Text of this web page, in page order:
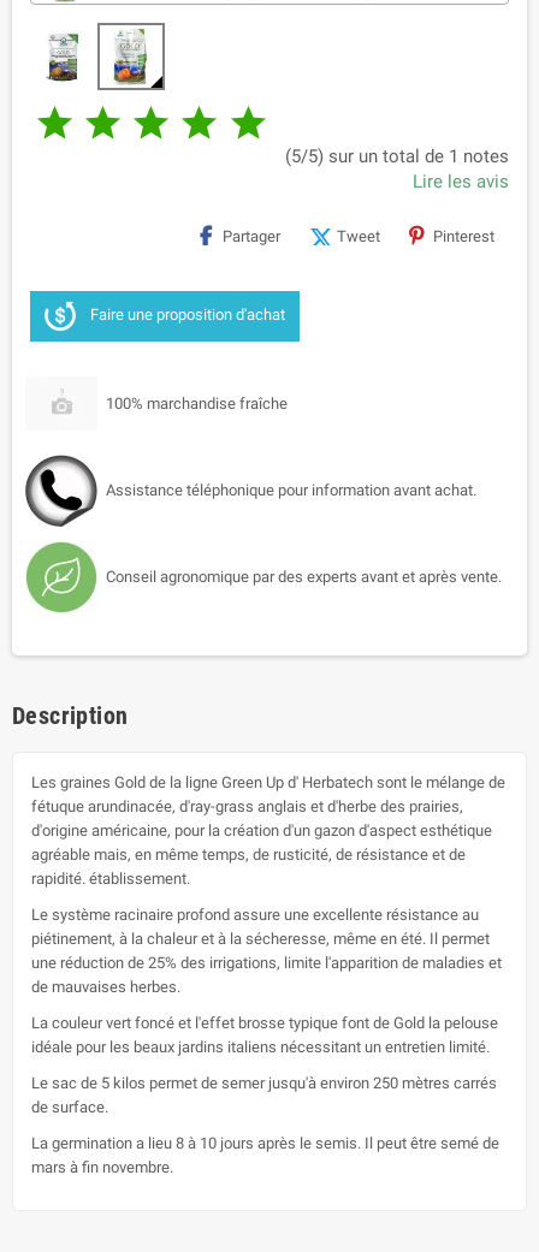
    
(5/5) sur un total de 1 notes
Lire les avis
Partager Tweet Pinterest
Faire une proposition d'achat
100% marchandise fraîche
Assistance téléphonique pour information avant achat.
Conseil agronomique par des experts avant et après vente.
Description
Les graines Gold de la ligne Green Up d' Herbatech sont le mélange de
fétuque arundinacée, d'ray-grass anglais et d'herbe des prairies,
d'origine américaine, pour la création d'un gazon d'aspect esthétique
agréable mais, en même temps, de rusticité, de résistance et de
rapidité. établissement.
Le système racinaire profond assure une excellente résistance au
piétinement, à la chaleur et à la sécheresse, même en été. Il permet
une réduction de 25% des irrigations, limite l'apparition de maladies et
de mauvaises herbes.
La couleur vert foncé et l'effet brosse typique font de Gold la pelouse
idéale pour les beaux jardins italiens nécessitant un entretien limité.
Le sac de 5 kilos permet de semer jusqu'à environ 250 mètres carrés
de surface.
La germination a lieu 8 à 10 jours après le semis. Il peut être semé de
mars à fin novembre.